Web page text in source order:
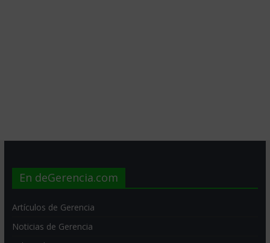
En deGerencia.com
Artículos de Gerencia
Noticias de Gerencia